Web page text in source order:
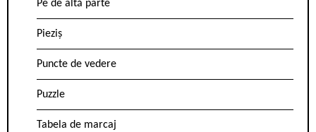
Pe de altă parte
Pieziș
Puncte de vedere
Puzzle
Tabela de marcaj